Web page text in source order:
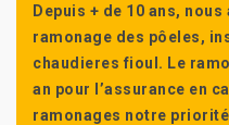
Depuis + de 10 ans,
ramonage des pôeles,
chaudieres fioul. Le
an pour l’assurance en
ramonages notre